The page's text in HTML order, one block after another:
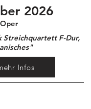
2026
Streichquartett F-Dur,
Infos